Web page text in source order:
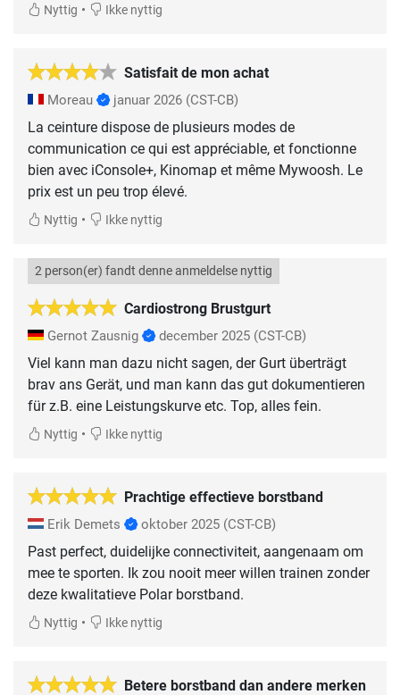
Nyttig • Ikke nyttig
Satisfait de mon achat
Moreau januar 2026 (CST-CB)
La ceinture dispose de plusieurs modes de
communication ce qui est appréciable, et fonctionne
bien avec iConsole+, Kinomap et même Mywoosh. Le
prix est un peu trop élevé.
Nyttig • Ikke nyttig
Cardiostrong Brustgurt
2 person(er) fandt denne anmeldelse nyttig
Gernot Zausnig december 2025 (CST-CB)
Viel kann man dazu nicht sagen, der Gurt überträgt
brav ans Gerät, und man kann das gut dokumentieren
für z.B. eine Leistungskurve etc. Top, alles fein.
Nyttig • Ikke nyttig
Prachtige effectieve borstband
Erik Demets oktober 2025 (CST-CB)
Past perfect, duidelijke connectiviteit, aangenaam om
mee te sporten. Ik zou nooit meer willen trainen zonder
deze kwalitatieve Polar borstband.
Nyttig • Ikke nyttig
Betere borstband dan andere merken